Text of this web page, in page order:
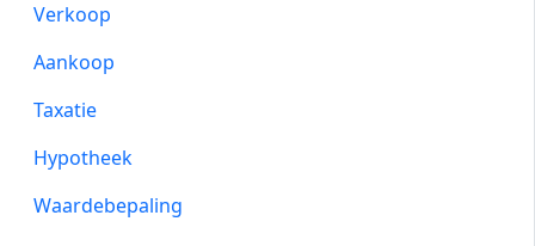
Verkoop
Aankoop
Taxatie
Hypotheek
Waardebepaling